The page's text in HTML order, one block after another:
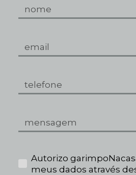
Autorizo
meus dados através